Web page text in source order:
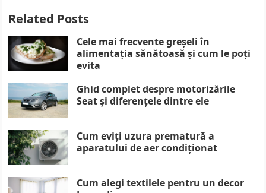
Related Posts
Cele mai frecvente greșeli în
alimentația sănătoasă și cum le poți
evita
Ghid complet despre motorizările
Seat și diferențele dintre ele
Cum eviți uzura prematură a
aparatului de aer condiționat
Cum alegi textilele pentru un decor